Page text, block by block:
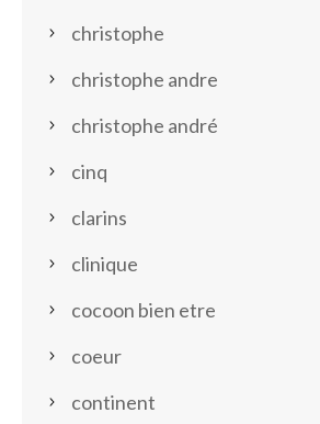
christophe
christophe andre
christophe andré
cinq
clarins
clinique
cocoon bien etre
coeur
continent